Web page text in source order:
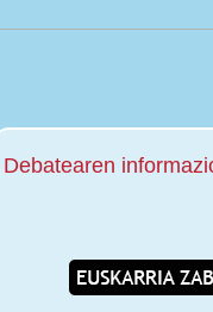
Debatearen